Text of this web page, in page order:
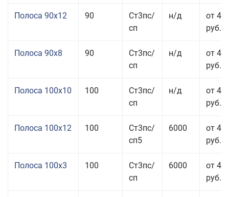
Полоса 90x12 90
Ст3пс/
сп
н/д
от 42
руб.
Полоса 90x8 90
Ст3пс/
сп
н/д
от 42
руб.
Полоса 100x10 100
Ст3пс/
сп
н/д
от 41
руб.
Полоса 100x12 100
Ст3пс/
сп5
6000
от 45
руб.
Полоса 100x3 100
Ст3пс/
сп
6000
от 46
руб.